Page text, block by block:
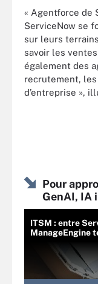
« Agentforce de
ServiceNow se
sur leurs
savoir les
également des
recrutement,
d’entreprise »,
Pour
GenAI, IA
ITSM : entre
ManageEngine